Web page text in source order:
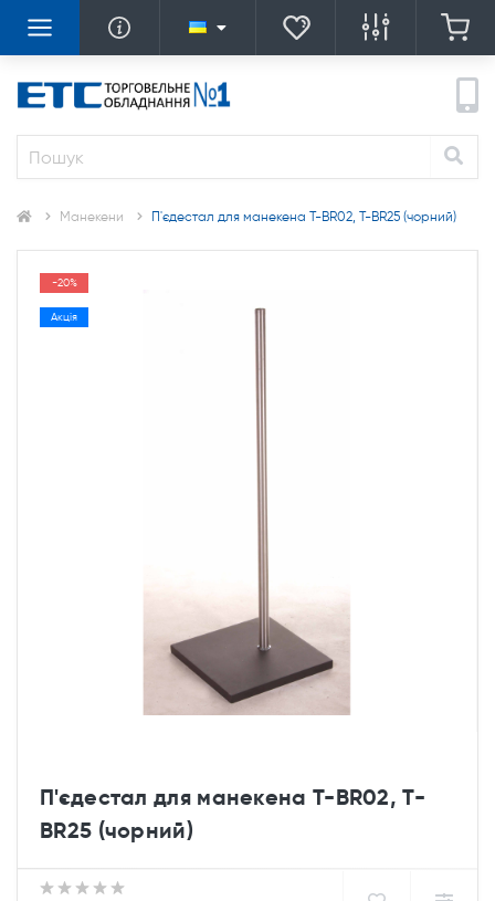
Манекени П'єдестал для манекена T-BR02, T-BR25 (чорний)
-20%
Акція
П'єдестал для манекена T-BR02, T-
BR25 (чорний)